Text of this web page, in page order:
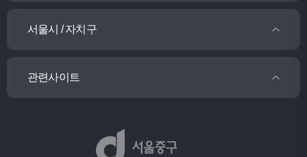
서울시 / 자치구
관련사이트